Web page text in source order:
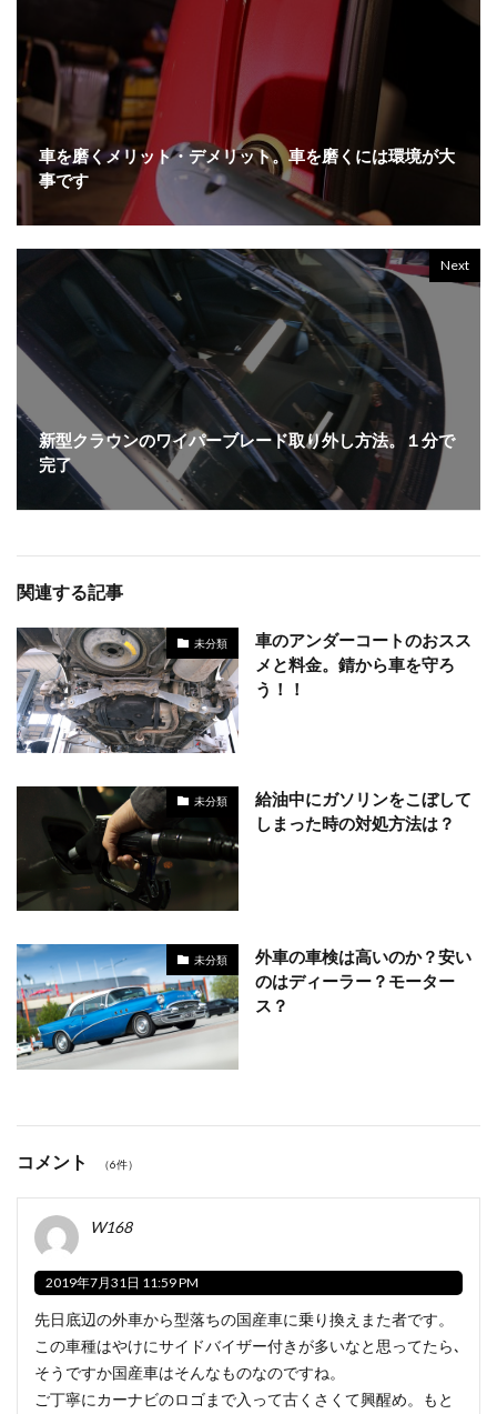
車を磨くメリット・デメリット。車を磨くには環境が大
事です
Next
新型クラウンのワイパーブレード取り外し方法。１分で
完了
関連する記事
未分類
車のアンダーコートのおスス
メと料金。錆から車を守ろ
う！！
未分類
給油中にガソリンをこぼして
しまった時の対処方法は？
未分類
外車の車検は高いのか？安い
のはディーラー？モーター
ス？
コメント （6件）
W168
2019年7月31日 11:59 PM
先日底辺の外車から型落ちの国産車に乗り換えまた者です。
この車種はやけにサイドバイザー付きが多いなと思ってたら､
そうですか国産車はそんなものなのですね。
ご丁寧にカーナビのロゴまで入って古くさくて興醒め。もと